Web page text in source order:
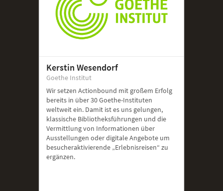
Kerstin Wesendorf
Goethe Institut
Wir setzen Actionbound mit großem Erfolg
bereits in über 30 Goethe-Instituten
weltweit ein. Damit ist es uns gelungen,
klassische Bibliotheksführungen und die
Vermittlung von Informationen über
Ausstellungen oder digitale Angebote um
besucheraktivierende „Erlebnisreisen“ zu
ergänzen.